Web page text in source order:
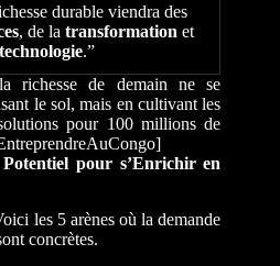
durable viendra des
, de la transformation et
technologie.”
richesse de demain ne se
le sol, mais en cultivant les
pour 100 millions de
pour s’Enrichir en
les 5 arènes où la demande
concrètes.